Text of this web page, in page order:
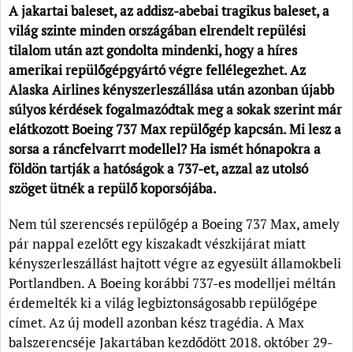
A jakartai baleset, az addisz-abebai tragikus baleset, a
világ szinte minden országában elrendelt repülési
tilalom után azt gondolta mindenki, hogy a híres
amerikai repülőgépgyártó végre fellélegezhet. Az
Alaska Airlines kényszerleszállása után azonban újabb
súlyos kérdések fogalmazódtak meg a sokak szerint már
elátkozott Boeing 737 Max repülőgép kapcsán. Mi lesz a
sorsa a ráncfelvarrt modellel? Ha ismét hónapokra a
földön tartják a hatóságok a 737-et, azzal az utolsó
szöget ütnék a repülő koporsójába.
Nem túl szerencsés repülőgép a Boeing 737 Max, amely
pár nappal ezelőtt egy kiszakadt vészkijárat miatt
kényszerleszállást hajtott végre az egyesült államokbeli
Portlandben. A Boeing korábbi 737-es modelljei méltán
érdemelték ki a világ legbiztonságosabb repülőgépe
címet. Az új modell azonban kész tragédia. A Max
balszerencséje Jakartában kezdődött 2018. október 29-